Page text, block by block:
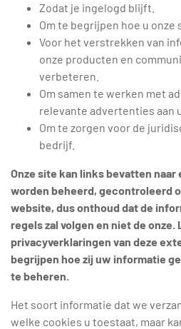
Zodat je ingelogd blijft.
Om te begrijpen hoe u onze
Voor het verstrekken van
onze producten en
verbeteren.
Om samen te werken met
relevante advertenties aan
Om te zorgen voor de
bedrijf.
Onze site kan links bevatten
worden beheerd, gecontroleerd
website, dus onthoud dat de
regels zal volgen en niet de onze.
privacyverklaringen van deze
begrijpen hoe zij uw informatie
te beheren.
Het soort informatie dat we
welke cookies u toestaat, maar